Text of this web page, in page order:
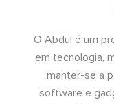
O Abdul é um
em tecnologia,
manter-se a
software e